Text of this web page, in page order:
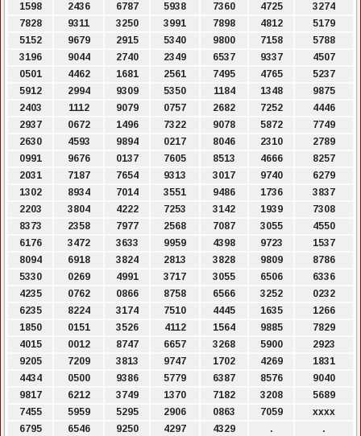
1598
2436 6787 5938 7360 4725
3274
7828
9311 3250 3991 7898 4812
5179
5152
9679 2915 5340 9800 7158
5788
3196
9044 2740 2349 6537 9337
4507
0501
4462 1681 2561 7495 4765
5237
5912
2994 9309 5350 1184 1348
9875
2403
1112 9079 0757 2682 7252
4446
2937
0672 1496 7322 9078 5872
7749
2630
4593 9894 0217 8046 2310
2789
0991
9676 0137 7605 8513 4666
8257
2031
7187 7654 9313 3017 9740
6279
1302
8934 7014 3551 9486 1736
3837
2203
3804 4222 7253 3142 1939
7308
8373
2358 7977 2568 7087 3055
4550
6176
3472 3633 9959 4398 9723
1537
8094
6918 3824 2813 3828 9809
8786
5330
0269 4991 3717 3055 6506
6336
4235
0762 0866 8758 6566 3252
0232
6235
8224 3174 7510 4445 1635
1266
1850
0151 3526 4112 1564 9885
7829
4015
0012 8747 6657 3268 5900
2923
9205
7209 3813 9747 1702 4269
1831
4434
0500 9386 5779 6387 8576
9040
9817
6212 3749 1370 7182 3208
5689
7455
5959 5295 2906 0863 7059
xxxx
6795
6546 9250 4297 4329 . .